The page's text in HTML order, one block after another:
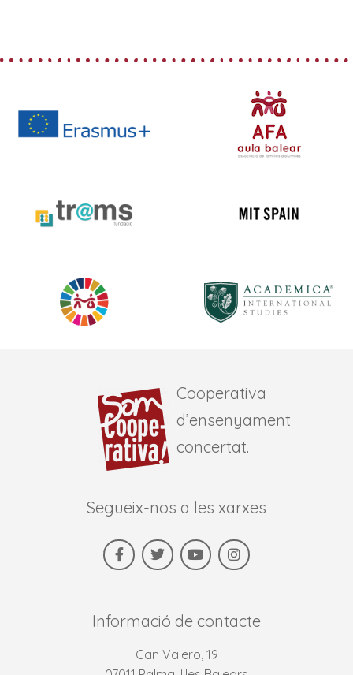
Cooperativa
d’ensenyament
concertat.
Segueix-nos a les xarxes
Informació de contacte
Can Valero, 19